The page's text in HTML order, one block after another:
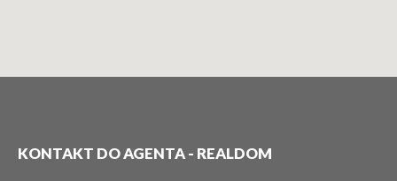
KONTAKT DO AGENTA - REALDOM